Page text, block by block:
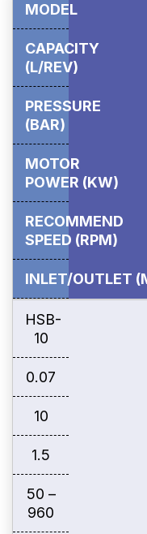
MODEL
CAPACITY
(L/REV)
PRESSURE
(BAR)
MOTOR
POWER (KW)
RECOMMEND
SPEED (RPM)
INLET/OUTLET
HSB-
10
0.07
10
1.5
50 –
960